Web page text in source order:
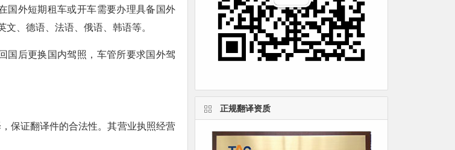
国外短期租车或开车需要办理具备国外
、德语、法语、俄语、韩语等。
国后更换国内驾照，车管所要求国外驾
保证翻译件的合法性。其营业执照经营
正规翻译资质